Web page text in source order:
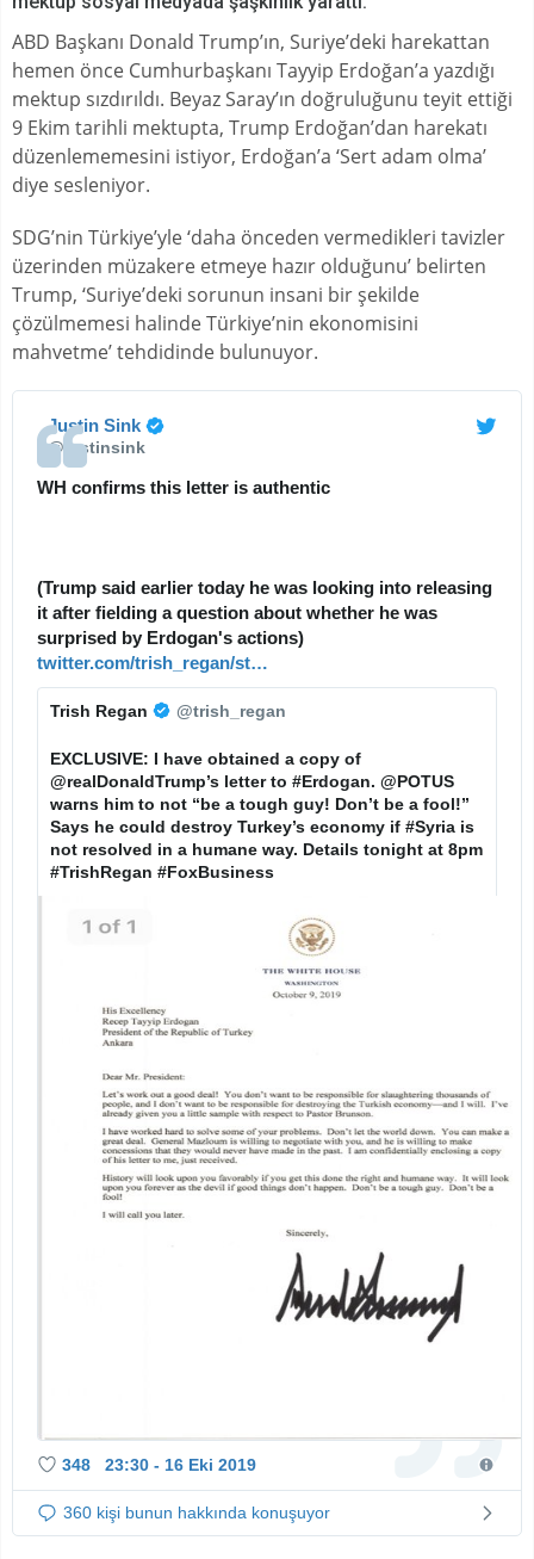
ABD Başkanı Donald Trump’ın, Suriye’deki harekattan
hemen önce Cumhurbaşkanı Tayyip Erdoğan’a yazdığı
mektup sızdırıldı. Beyaz Saray’ın doğruluğunu teyit ettiği
9 Ekim tarihli mektupta, Trump Erdoğan’dan harekatı
düzenlememesini istiyor, Erdoğan’a ‘Sert adam olma’
diye sesleniyor.
SDG’nin Türkiye’yle ‘daha önceden vermedikleri tavizler
üzerinden müzakere etmeye hazır olduğunu’ belirten
Trump, ‘Suriye’deki sorunun insani bir şekilde
çözülmemesi halinde Türkiye’nin ekonomisini
mahvetme’ tehdidinde bulunuyor.
Justin Sink
@justinsink
WH confirms this letter is authentic
(Trump said earlier today he was looking into releasing
it after fielding a question about whether he was
surprised by Erdogan's actions)
t
:
/
/
twitter.com/trish_regan/sta
t
u
/
1
1
8
6
8
7
4
1
…
Trish Regan ✔
@trish_regan
EXCLUSIVE: I have obtained a copy of
@realDonaldTrump⁩’s letter to #Erdogan. ⁦ @POTUS
warns him to not “be a tough guy! Don’t be a fool!”
Says he could destroy Turkey’s economy if #Syria is
#TrishRegan #FoxBusiness
348 23:30 - 16 Eki 2019
Twitter
ilişkin
bilgiler
360 kişi bunun hakkında konuşuyor